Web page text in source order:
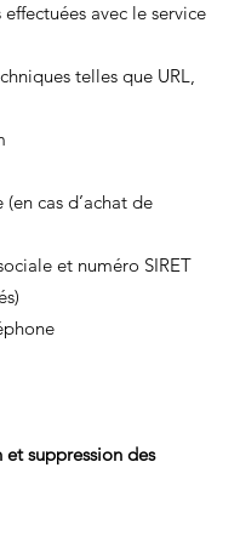
avec le service
telles que URL,
cas d’achat de
et numéro SIRET
suppression des